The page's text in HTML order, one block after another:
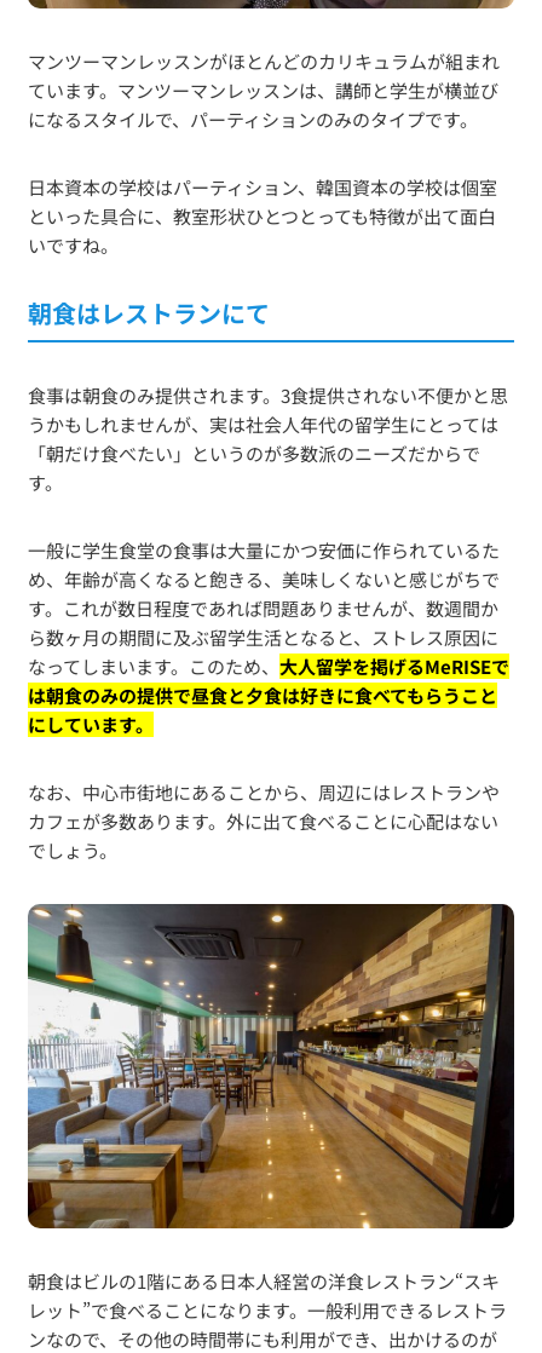
マンツーマンレッスンがほとんどのカリキュラムが組まれ
ています。マンツーマンレッスンは、講師と学生が横並び
になるスタイルで、パーティションのみのタイプです。
日本資本の学校はパーティション、韓国資本の学校は個室
といった具合に、教室形状ひとつとっても特徴が出て面白
いですね。
朝食はレストランにて
食事は朝食のみ提供されます。3食提供されない不便かと思
うかもしれませんが、実は社会人年代の留学生にとっては
「朝だけ食べたい」というのが多数派のニーズだからで
す。
一般に学生食堂の食事は大量にかつ安価に作られているた
め、年齢が高くなると飽きる、美味しくないと感じがちで
す。これが数日程度であれば問題ありませんが、数週間か
ら数ヶ月の期間に及ぶ留学生活となると、ストレス原因に
なってしまいます。このため、大人留学を掲げるMeRISEで
は朝食のみの提供で昼食と夕食は好きに食べてもらうこと
にしています。
なお、中心市街地にあることから、周辺にはレストランや
カフェが多数あります。外に出て食べることに心配はない
でしょう。
朝食はビルの1階にある日本人経営の洋食レストラン“スキ
レット”で食べることになります。一般利用できるレストラ
ンなので、その他の時間帯にも利用ができ、出かけるのが